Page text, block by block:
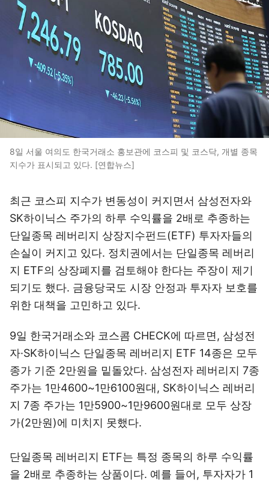
8일 서울 여의도 한국거래소 홍보관에 코스피 및 코스닥, 개별 종목
지수가 표시되고 있다. [연합뉴스]
최근 코스피 지수가 변동성이 커지면서 삼성전자와
SK하이닉스 주가의 하루 수익률을 2배로 추종하는
단일종목 레버리지 상장지수펀드(ETF) 투자자들의
손실이 커지고 있다. 정치권에서는 단일종목 레버리
지 ETF의 상장폐지를 검토해야 한다는 주장이 제기
되기도 했다. 금융당국도 시장 안정과 투자자 보호를
위한 대책을 고민하고 있다.
9일 한국거래소와 코스콤 CHECK에 따르면, 삼성전
자·SK하이닉스 단일종목 레버리지 ETF 14종은 모두
종가 기준 2만원을 밑돌았다. 삼성전자 레버리지 7종
주가는 1만4600~1만6100원대, SK하이닉스 레버리
지 7종 주가는 1만5900~1만9600원대로 모두 상장
가(2만원)에 미치지 못했다.
단일종목 레버리지 ETF는 특정 종목의 하루 수익률
을 2배로 추종하는 상품이다. 예를 들어, 투자자가 1